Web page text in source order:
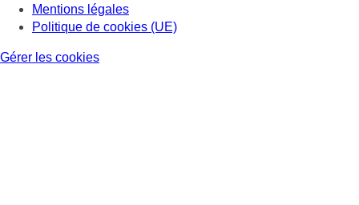
Mentions légales
Politique de cookies (UE)
Gérer les cookies